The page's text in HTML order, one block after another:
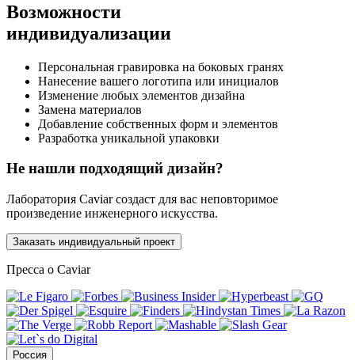
Возможности
индивидуализации
Персональная гравировка на боковых гранях
Нанесение вашего логотипа или инициалов
Изменение любых элементов дизайна
Замена материалов
Добавление собственных форм и элементов
Разработка уникальной упаковки
Не нашли подходящий дизайн?
Лаборатория Caviar создаст для вас неповторимое
произведение инженерного искусства.
Заказать индивидуальный проект
Пресса о Caviar
Россия